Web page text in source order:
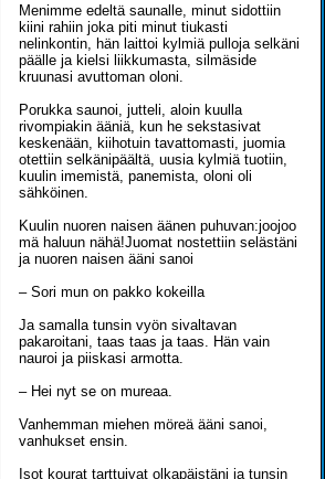
Menimme edeltä saunalle, minut sidottiin
kiini rahiin joka piti minut tiukasti
nelinkontin, hän laittoi kylmiä pulloja selkäni
päälle ja kielsi liikkumasta, silmäside
kruunasi avuttoman oloni.
Porukka saunoi, jutteli, aloin kuulla
rivompiakin ääniä, kun he sekstasivat
keskenään, kiihotuin tavattomasti, juomia
otettiin selkänipäältä, uusia kylmiä tuotiin,
kuulin imemistä, panemista, oloni oli
sähköinen.
Kuulin nuoren naisen äänen puhuvan:joojoo
mä haluun nähä!Juomat nostettiin selästäni
ja nuoren naisen ääni sanoi
– Sori mun on pakko kokeilla
Ja samalla tunsin vyön sivaltavan
pakaroitani, taas taas ja taas. Hän vain
nauroi ja piiskasi armotta.
– Hei nyt se on mureaa.
Vanhemman miehen möreä ääni sanoi,
vanhukset ensin.
Isot kourat tarttuivat olkapäistäni ja tunsin